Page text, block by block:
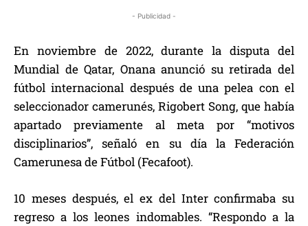
- Publicidad -
En noviembre de 2022, durante la disputa del
Mundial de Qatar, Onana anunció su retirada del
fútbol internacional después de una pelea con el
seleccionador camerunés, Rigobert Song, que había
apartado previamente al meta por “motivos
disciplinarios”, señaló en su día la Federación
Camerunesa de Fútbol (Fecafoot).
10 meses después, el ex del Inter confirmaba su
regreso a los leones indomables. “Respondo a la